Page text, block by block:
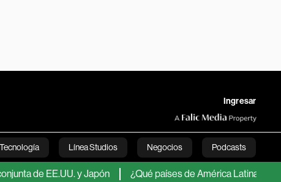
Ingresar
Tecnología Línea Studios Negocios Podcasts
English
EE.UU. y Japón ¿Qué países de América Latina apuestan